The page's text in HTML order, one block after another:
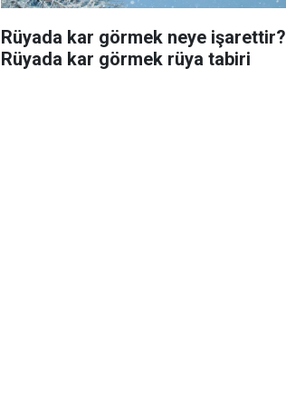
Rüyada kar görmek neye işarettir?
Rüyada kar görmek rüya tabiri